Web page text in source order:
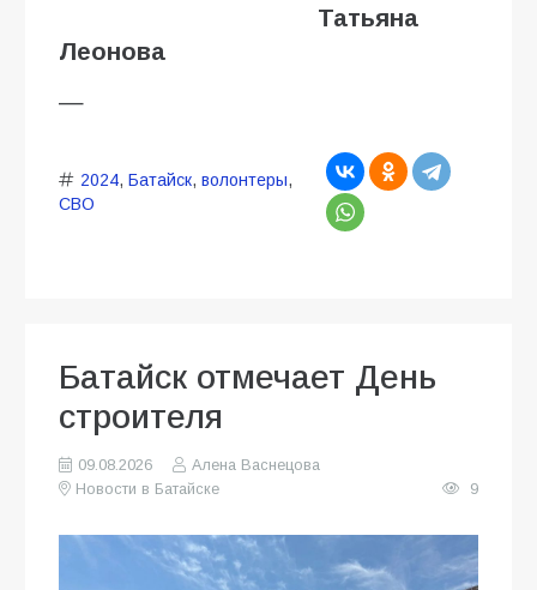
Татьяна
Леонова
—
2024, Батайск, волонтеры,
СВО
Батайск отмечает День
строителя
09.08.2026
Алена Васнецова
Новости в Батайске
9